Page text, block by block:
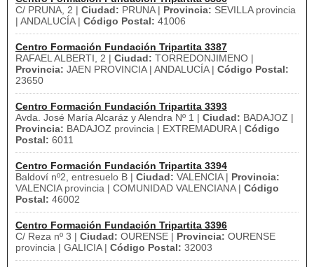
C/ PRUNA, 2 | Ciudad: PRUNA | Provincia: SEVILLA provincia
| ANDALUCÍA | Código Postal: 41006
Centro Formación Fundación Tripartita 3387
RAFAEL ALBERTI, 2 | Ciudad: TORREDONJIMENO |
Provincia: JAEN PROVINCIA | ANDALUCÍA | Código Postal:
23650
Centro Formación Fundación Tripartita 3393
Avda. José María Alcaráz y Alendra Nº 1 | Ciudad: BADAJOZ |
Provincia: BADAJOZ provincia | EXTREMADURA | Código
Postal: 6011
Centro Formación Fundación Tripartita 3394
Baldoví nº2, entresuelo B | Ciudad: VALENCIA | Provincia:
VALENCIA provincia | COMUNIDAD VALENCIANA | Código
Postal: 46002
Centro Formación Fundación Tripartita 3396
C/ Reza nº 3 | Ciudad: OURENSE | Provincia: OURENSE
provincia | GALICIA | Código Postal: 32003